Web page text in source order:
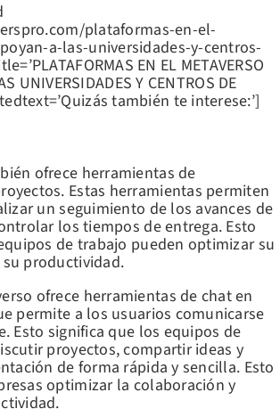
plataformas-en-el-
a-las-universidades-y-centros-
EN EL METAVERSO
UNIVERSIDADES Y CENTROS DE
también te interese:’]
ofrece herramientas de
Estas herramientas permiten
un seguimiento de los avances de
los tiempos de entrega. Esto
de trabajo pueden optimizar su
productividad.
ofrece herramientas de chat en
permite a los usuarios comunicarse
Esto significa que los equipos de
proyectos, compartir ideas y
de forma rápida y sencilla. Esto
optimizar la colaboración y